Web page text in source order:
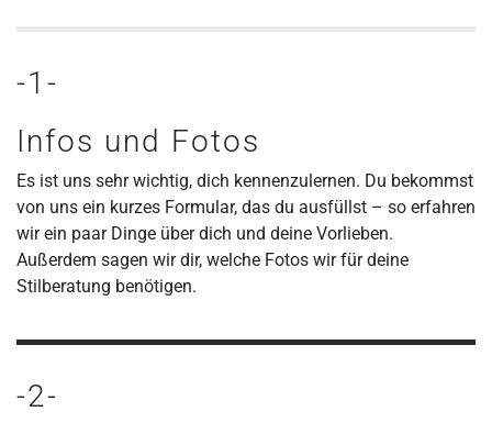
-1-
Infos und Fotos
Es ist uns sehr wichtig, dich kennenzulernen. Du bekommst
von uns ein kurzes Formular, das du ausfüllst – so erfahren
wir ein paar Dinge über dich und deine Vorlieben.
Außerdem sagen wir dir, welche Fotos wir für deine
Stilberatung benötigen.
-2-